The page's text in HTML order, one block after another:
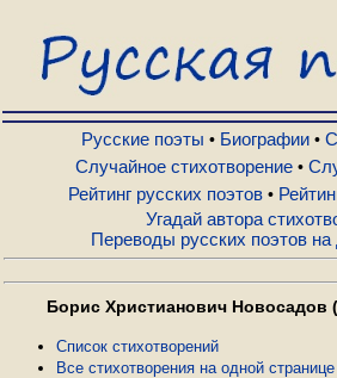
Русские поэты
Биографии
Стихи по темам
Случайное
Случайная цитата
Русские поэты • Биографии•
Случайное стихотворение •
Рейтинг русских поэтов•
Угадай автора
Переводы русских поэтов на
Борис Христианович Новосадов
Список стихотворений
Все стихотворения на одной странице